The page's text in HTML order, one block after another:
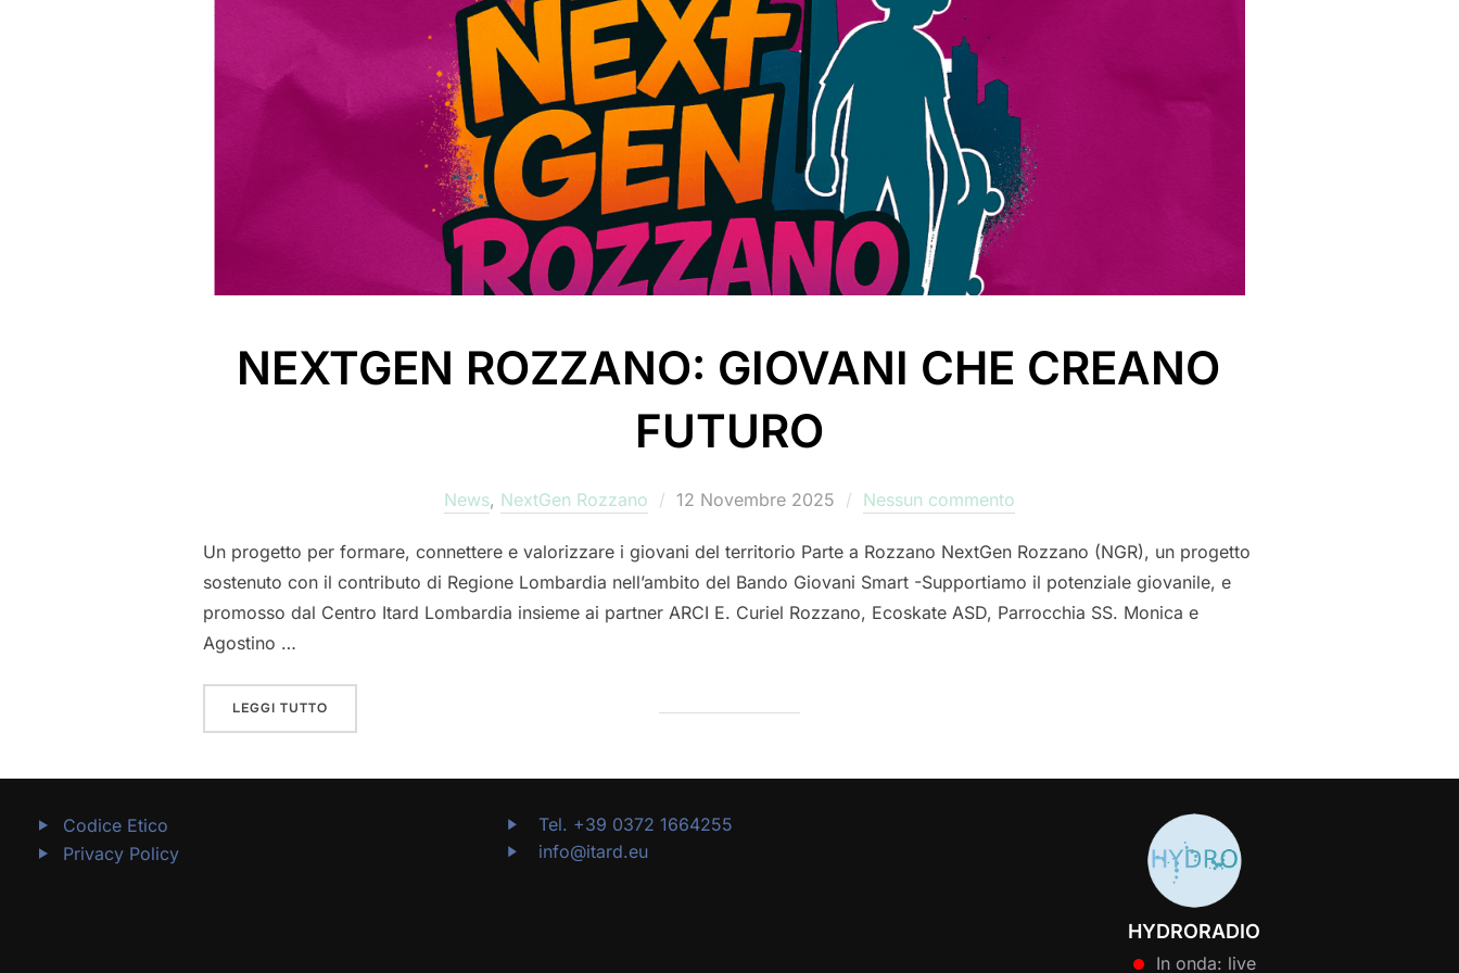
NEXTGEN ROZZANO: GIOVANI CHE CREANO
FUTURO
News, NextGen Rozzano
Pubblicato
12 Novembre 2025 Nessun commento
Un progetto per formare, connettere e valorizzare i giovani del territorio Parte a Rozzano NextGen Rozzano (NGR), un progetto
sostenuto con il contributo di Regione Lombardia nell’ambito del Bando Giovani Smart -Supportiamo il potenziale giovanile, e
promosso dal Centro Itard Lombardia insieme ai partner ARCI E. Curiel Rozzano, Ecoskate ASD, Parrocchia SS. Monica e
Agostino …
LEGGI TUTTO
Codice Etico
Privacy Policy
Tel. +39 0372 1664255
info@itard.eu
HYDRORADIO
In onda: live